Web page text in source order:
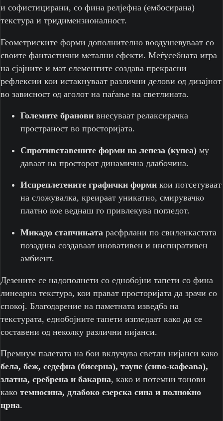
и софистицирани, со фина релјефна (ембосирана)
текстура и тридимензионалност.
Геометриските форми дополнително воодушевуваат со
своите фантастични метални ефекти. Меѓусебната игра
на сјајните и мат елементите создава прекрасни
рефлексии кои истакнуваат различни делови од дизајнот
во зависност од аголот на паѓање на светлината.
Големите бранови внесуваат релаксирачка
пространост во просторијата.
Спротивставените форми на лепеза (купеа) му
даваат на просторот динамична длабочина.
Испреплетените графички форми кои потсетуваат
на сложувалка, креираат уникатно, смирувачко
платно кое веднаш го привлекува погледот.
Микадо стапчињата расфрлани по свиленкастата
позадина создаваат иновативен и инспиративен
амбиент.
Дезените се надополнети со еднобојни тапети со фина
линеарна текстура, кои прават просторијата да зрачи со
спокој. Благодарение на паметната изведба на
текстурата, еднобојните тапети изгледаат како да се
составени од неколку различни нијанси.
Премиум палетата на бои вклучува светли нијанси како
бела, беж, седефна (бисерна), таупе (сиво-кафеава),
златна, сребрена и бакарна, како и потемни тонови
како темносина, длабоко езерска сина и полноќно
црна.